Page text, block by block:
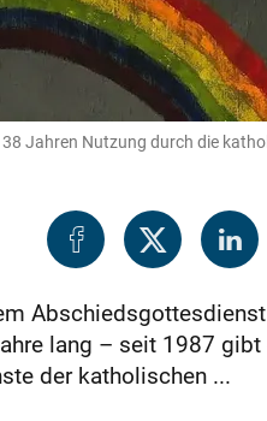
Jahren Nutzung durch die
lang – seit 1987
der katholischen ...